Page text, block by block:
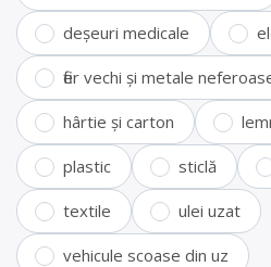
deșeuri medicale
fier vechi și metale
hârtie și carton
plastic sticlă
textile ulei uzat
vehicule scoase din uz